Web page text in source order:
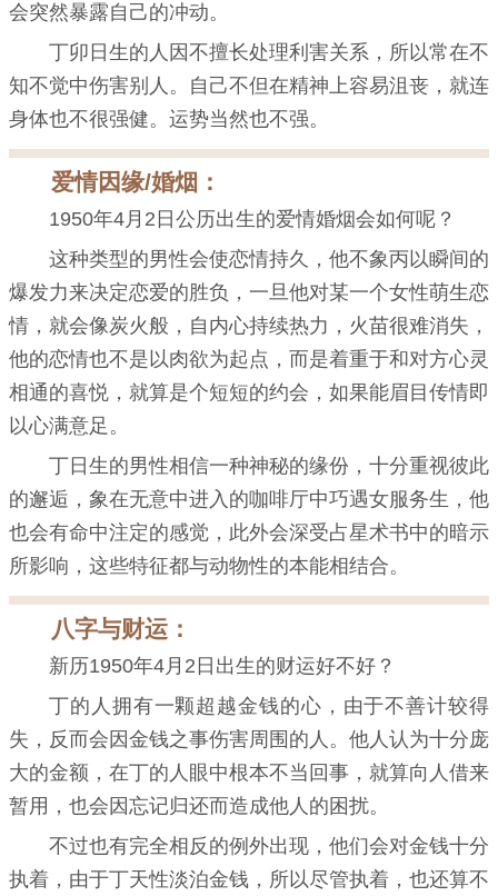
会突然暴露自己的冲动。
丁卯日生的人因不擅长处理利害关系，所以常在不
知不觉中伤害别人。自己不但在精神上容易沮丧，就连
身体也不很强健。运势当然也不强。
爱情因缘/婚烟：
1950年4月2日公历出生的爱情婚烟会如何呢？
这种类型的男性会使恋情持久，他不象丙以瞬间的
爆发力来决定恋爱的胜负，一旦他对某一个女性萌生恋
情，就会像炭火般，自内心持续热力，火苗很难消失，
他的恋情也不是以肉欲为起点，而是着重于和对方心灵
相通的喜悦，就算是个短短的约会，如果能眉目传情即
以心满意足。
丁日生的男性相信一种神秘的缘份，十分重视彼此
的邂逅，象在无意中进入的咖啡厅中巧遇女服务生，他
也会有命中注定的感觉，此外会深受占星术书中的暗示
所影响，这些特征都与动物性的本能相结合。
八字与财运：
新历1950年4月2日出生的财运好不好？
丁的人拥有一颗超越金钱的心，由于不善计较得
失，反而会因金钱之事伤害周围的人。他人认为十分庞
大的金额，在丁的人眼中根本不当回事，就算向人借来
暂用，也会因忘记归还而造成他人的困扰。
不过也有完全相反的例外出现，他们会对金钱十分
执着，由于丁天性淡泊金钱，所以尽管执着，也还算不